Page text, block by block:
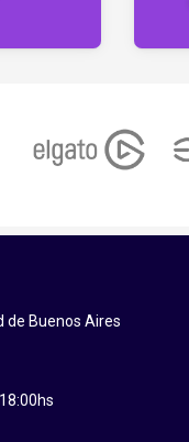
de Buenos Aires